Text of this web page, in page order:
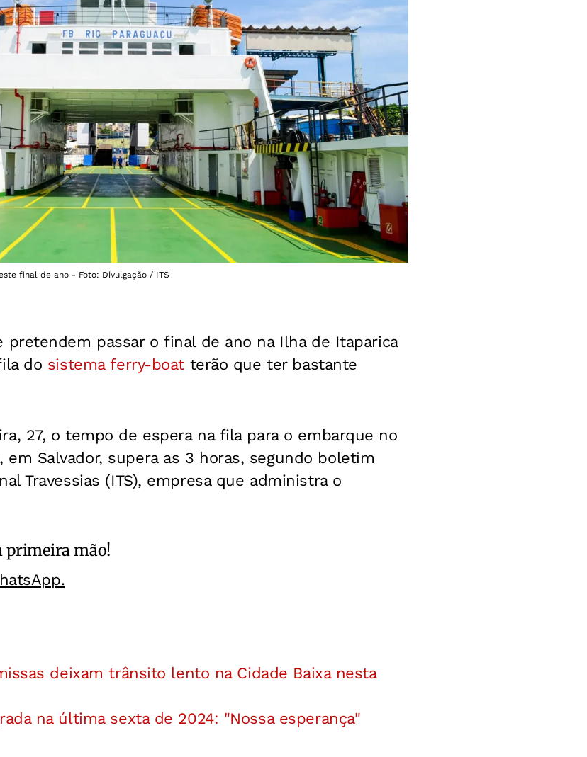
final de ano - Foto: Divulgação / ITS
pretendem passar o final de ano na Ilha de Itaparica
do sistema ferry-boat terão que ter bastante
27, o tempo de espera na fila para o embarque no
em Salvador, supera as 3 horas, segundo boletim
Travessias (ITS), empresa que administra o
primeira mão!
deixam trânsito lento na Cidade Baixa nesta
na última sexta de 2024: "Nossa esperança"